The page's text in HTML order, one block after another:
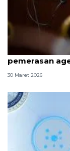
8 ASN
pemerasan
30 Maret 2026